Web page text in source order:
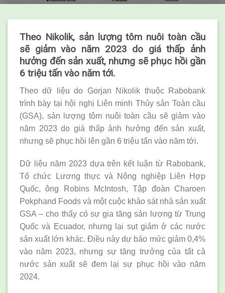
Theo Nikolik, sản lượng tôm nuôi toàn cầu
sẽ giảm vào năm 2023 do giá thấp ảnh
hưởng đến sản xuất, nhưng sẽ phục hồi gần
6 triệu tấn vào năm tới.
Theo dữ liệu do Gorjan Nikolik thuộc Rabobank
trình bày tại hội nghị Liên minh Thủy sản Toàn cầu
(GSA), sản lượng tôm nuôi toàn cầu sẽ giảm vào
năm 2023 do giá thấp ảnh hưởng đến sản xuất,
nhưng sẽ phục hồi lên gần 6 triệu tấn vào năm tới.
Dữ liệu năm 2023 dựa trên kết luận từ Rabobank,
Tổ chức Lương thực và Nông nghiệp Liên Hợp
Quốc, ông Robins McIntosh, Tập đoàn Charoen
Pokphand Foods và một cuộc khảo sát nhà sản xuất
GSA – cho thấy có sự gia tăng sản lượng từ Trung
Quốc và Ecuador, nhưng lại sụt giảm ở các nước
sản xuất lớn khác. Điều này dự báo mức giảm 0,4%
vào năm 2023, nhưng sự tăng trưởng của tất cả
nước sản xuất sẽ đem lại sự phục hồi vào năm
2024.